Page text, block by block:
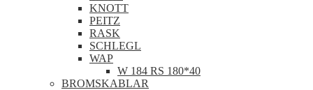
KNOTT
PEITZ
RASK
SCHLEGL
WAP
W 184 RS 180*40
BROMSKABLAR